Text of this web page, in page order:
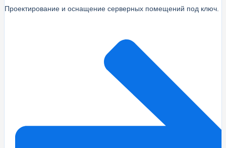
Проектирование и оснащение серверных помещений под ключ.